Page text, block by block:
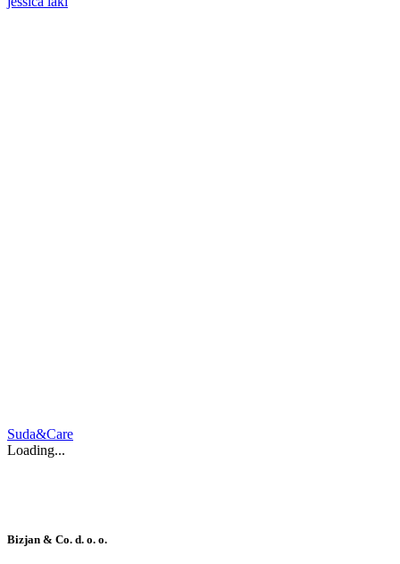
Suda&Care
Loading...
Bizjan & Co. d. o. o.